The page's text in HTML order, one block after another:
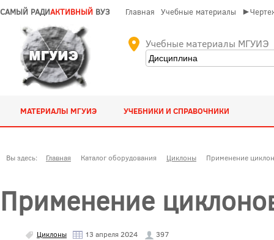
САМЫЙ РАДИАКТИВНЫЙ ВУЗ Главная Учебные материалы
Учебные материалы МГУИЭ
МАТЕРИАЛЫ МГУИЭ УЧЕБНИКИ И СПРАВОЧНИКИ
Вы здесь: Главная Каталог оборудования Циклоны Применение
Применение
Циклоны 13 апреля 2024 397